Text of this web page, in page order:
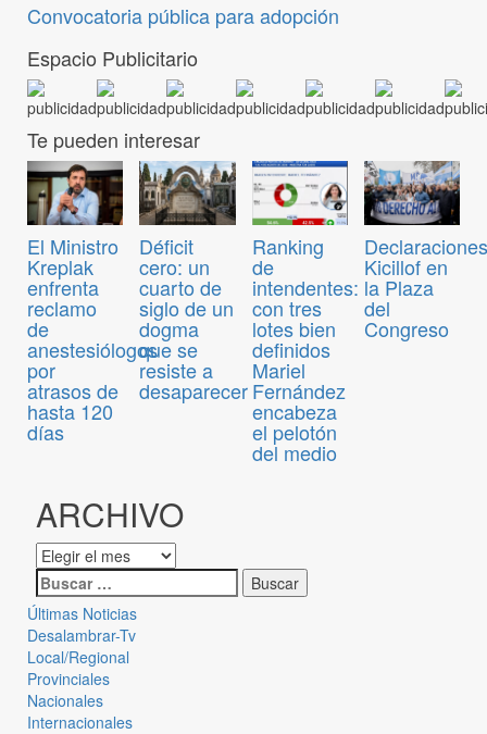
Convocatoria pública para adopción
Espacio Publicitario
Te pueden interesar
El Ministro
Kreplak
enfrenta
reclamo
de
anestesiólogos
por
atrasos de
hasta 120
días
Déficit
cero: un
cuarto de
siglo de un
dogma
que se
resiste a
desaparecer
Ranking
de
intendentes:
con tres
lotes bien
definidos
Mariel
Fernández
encabeza
el pelotón
del medio
Kicillof en
la Plaza
del
Congreso
ARCHIVO
Últimas Noticias
Desalambrar-Tv
Local/Regional
Provinciales
Nacionales
Internacionales